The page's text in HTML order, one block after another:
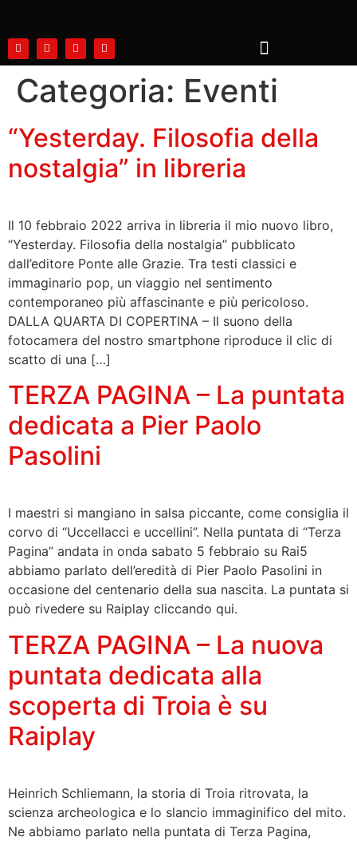
Categoria: Eventi
“Yesterday. Filosofia della
nostalgia” in libreria
Il 10 febbraio 2022 arriva in libreria il mio nuovo libro,
“Yesterday. Filosofia della nostalgia” pubblicato
dall’editore Ponte alle Grazie. Tra testi classici e
immaginario pop, un viaggio nel sentimento
contemporaneo più affascinante e più pericoloso.
DALLA QUARTA DI COPERTINA – Il suono della
fotocamera del nostro smartphone riproduce il clic di
scatto di una […]
TERZA PAGINA – La puntata
dedicata a Pier Paolo
Pasolini
I maestri si mangiano in salsa piccante, come consiglia il
corvo di “Uccellacci e uccellini”. Nella puntata di “Terza
Pagina” andata in onda sabato 5 febbraio su Rai5
abbiamo parlato dell’eredità di Pier Paolo Pasolini in
occasione del centenario della sua nascita. La puntata si
può rivedere su Raiplay cliccando qui.
TERZA PAGINA – La nuova
puntata dedicata alla
scoperta di Troia è su
Raiplay
Heinrich Schliemann, la storia di Troia ritrovata, la
scienza archeologica e lo slancio immaginifico del mito.
Ne abbiamo parlato nella puntata di Terza Pagina,